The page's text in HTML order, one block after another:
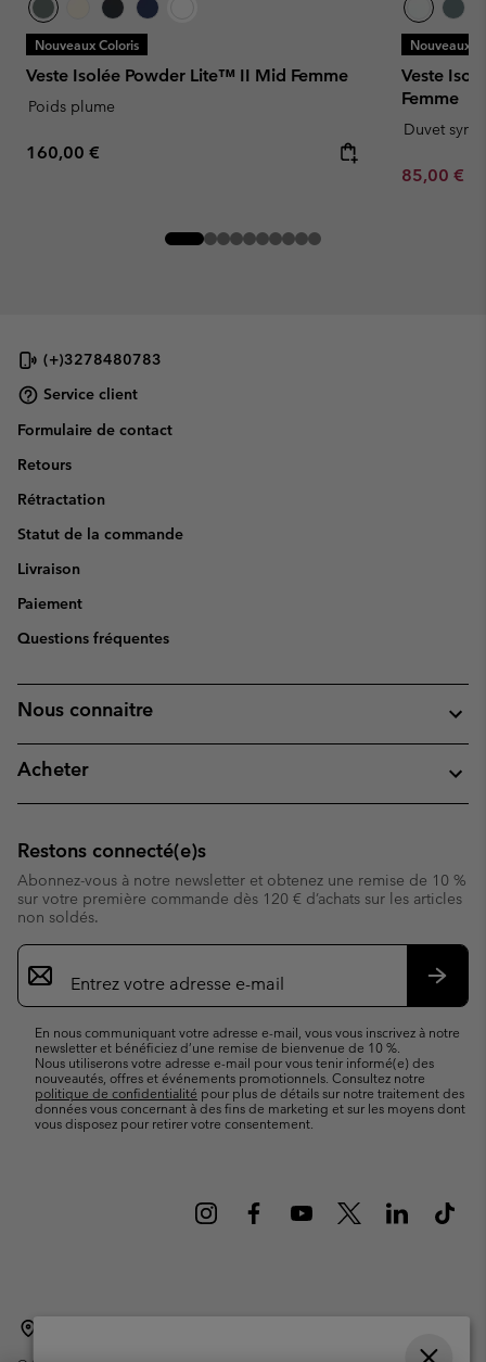
Nouveaux Coloris
Veste Isolée Powder Lite™ II Mid Femme
Poids plume
Regular price:
160,00 €
Nouveaux
Veste
Femme
Duvet
Minimum
85,00 €
(+)3278480783
Service client
Formulaire de contact
Retours
Rétractation
Statut de la commande
Livraison
Paiement
Questions fréquentes
Nous connaitre
Acheter
Restons connecté(e)s
Abonnez-vous à notre newsletter et obtenez une remise de 10 %
sur votre première commande dès 120 € d’achats sur les articles
non soldés.
Inscription
par
e-
En nous communiquant votre adresse e-mail, vous vous inscrivez à notre
newsletter et bénéficiez d’une remise de bienvenue de 10 %.
Nous utiliserons votre adresse e-mail pour vous tenir informé(e) des
nouveautés, offres et événements promotionnels. Consultez notre
politique de confidentialité pour plus de détails sur notre traitement des
données vous concernant à des fins de marketing et sur les moyens dont
vous disposez pour retirer votre consentement.